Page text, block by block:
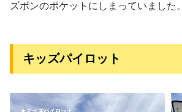
ズボンのポケットにしまっていました。
キッズパイロット